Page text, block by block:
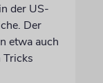
der US-
Der
etwa auch
Tricks